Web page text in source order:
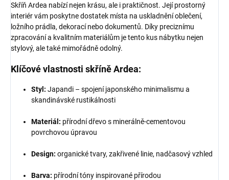
Skříň Ardea nabízí nejen krásu, ale i praktičnost. Její prostorný
interiér vám poskytne dostatek místa na uskladnění oblečení,
ložního prádla, dekorací nebo dokumentů. Díky preciznímu
zpracování a kvalitním materiálům je tento kus nábytku nejen
stylový, ale také mimořádně odolný.
Klíčové vlastnosti skříně Ardea:
Styl: Japandi – spojení japonského minimalismu a
skandinávské rustikálnosti
Materiál: přírodní dřevo s minerálně-cementovou
povrchovou úpravou
Design: organické tvary, zakřivené linie, nadčasový vzhled
Barva: přírodní tóny inspirované přírodou